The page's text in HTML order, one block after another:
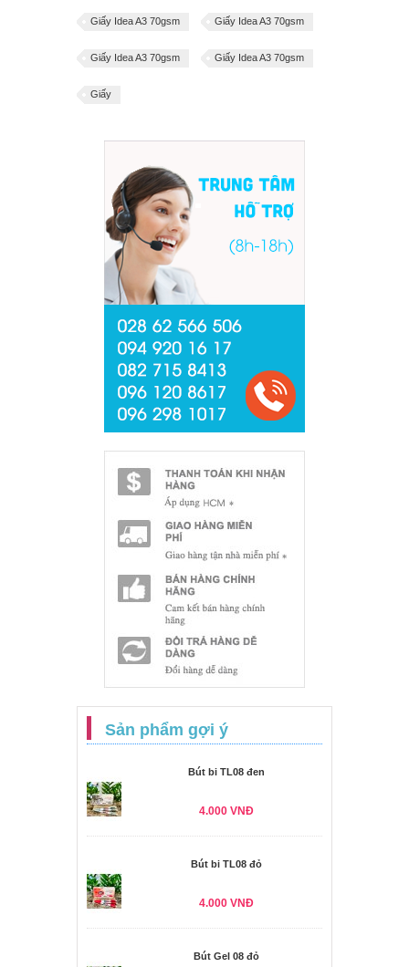
Giấy Idea A3 70gsm Giấy Idea A3 70gsm
Giấy Idea A3 70gsm Giấy Idea A3 70gsm
Giấy
Sản phẩm gợi ý
Bút bi TL08 đen
4.000 VNĐ
Bút bi TL08 đỏ
4.000 VNĐ
Bút Gel 08 đỏ